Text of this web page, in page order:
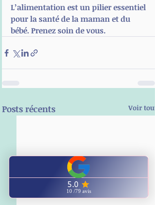
L’alimentation est un pilier essentiel
pour la santé de la maman et du
bébé. Prenez soin de vous.
Posts récents Voir tout